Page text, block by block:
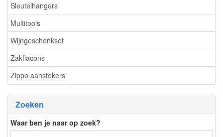
Sleutelhangers
Multitools
Wijngeschenkset
Zakflacons
Zippo aanstekers
Zoeken
Waar ben je naar op zoek?